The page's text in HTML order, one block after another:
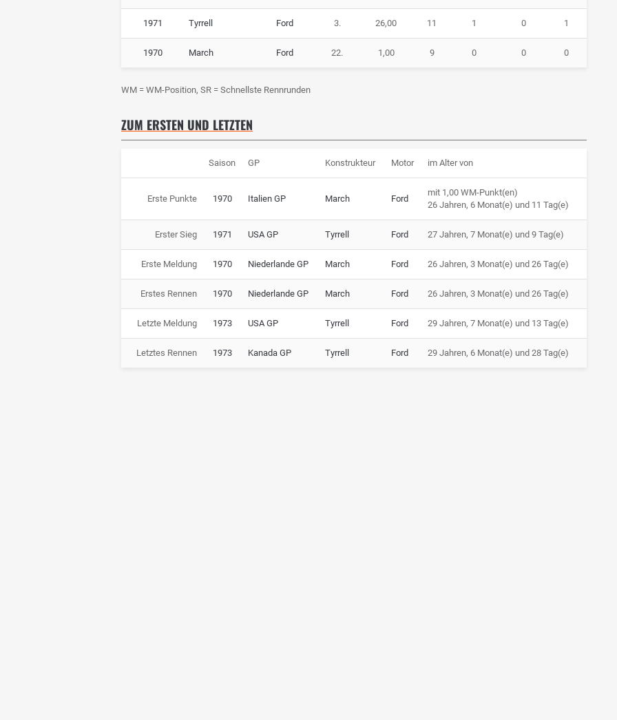
1971 Tyrrell Ford 3. 26,00 11 1 0 1
1970 March Ford 22. 1,00 9 0 0 0
WM = WM-Position, SR = Schnellste Rennrunden
ZUM ERSTEN UND LETZTEN
Saison GP Konstrukteur Motor im Alter von
Erste Punkte 1970 Italien GP March Ford
mit 1,00 WM-Punkt(en)
26 Jahren, 6 Monat(e) und 11 Tag(e)
Erster Sieg 1971 USA GP Tyrrell Ford 27 Jahren, 7 Monat(e) und 9 Tag(e)
Erste Meldung 1970 Niederlande GP March Ford 26 Jahren, 3 Monat(e) und 26 Tag(e)
Erstes Rennen 1970 Niederlande GP March Ford 26 Jahren, 3 Monat(e) und 26 Tag(e)
Letzte Meldung 1973 USA GP Tyrrell Ford 29 Jahren, 7 Monat(e) und 13 Tag(e)
Letztes Rennen 1973 Kanada GP Tyrrell Ford 29 Jahren, 6 Monat(e) und 28 Tag(e)